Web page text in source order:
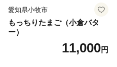
愛知県小牧市
もっちりたまご（小倉バタ
ー）
11,000円